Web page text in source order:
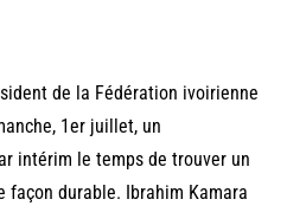
de la Fédération ivoirienne
1er juillet, un
intérim le temps de trouver un
façon durable. Ibrahim Kamara